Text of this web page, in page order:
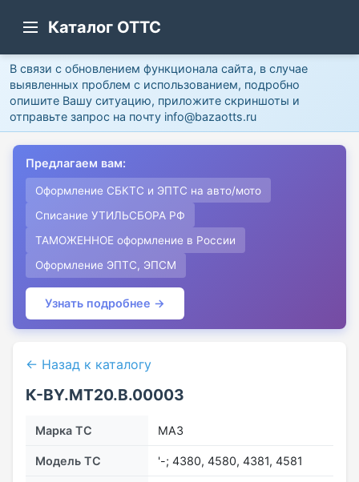
Каталог ОТТС
В связи с обновлением функционала сайта, в случае
выявленных проблем с использованием, подробно
опишите Вашу ситуацию, приложите скриншоты и
отправьте запрос на почту info@bazaotts.ru
Предлагаем вам:
Оформление СБКТС и ЭПТС на авто/мото
Списание УТИЛЬСБОРА РФ
ТАМОЖЕННОЕ оформление в России
Оформление ЭПТС, ЭПСМ
Узнать подробнее →
← Назад к каталогу
К-BY.MT20.B.00003
Марка ТС МАЗ
Модель ТС '-; 4380, 4580, 4381, 4581